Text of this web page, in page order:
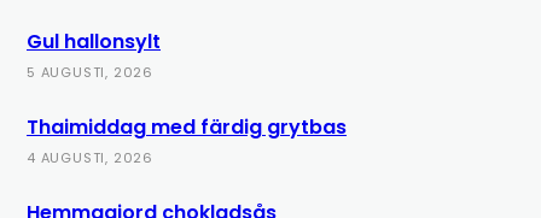
Gul hallonsylt
5 AUGUSTI, 2026
Thaimiddag med färdig grytbas
4 AUGUSTI, 2026